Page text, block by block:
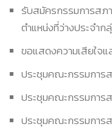
รับสมัครกรรมการสภ
ตำแหน่งที่ว่างประจำก
ขอแสดงความเสียใจ
ประชุมคณะกรรมการ
ประชุมคณะกรรมการ
ประชุมคณะกรรมการ